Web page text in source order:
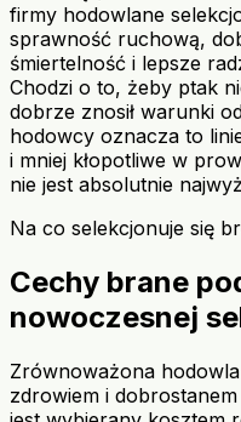
firmy hodowlane
sprawność ruchową,
śmiertelność i lepsze
Chodzi o to, żeby ptak
dobrze znosił warunki
hodowcy oznacza to
i mniej kłopotliwe w
nie jest absolutnie
Na co selekcjonuje się
Cechy brane
nowoczesnej
Zrównoważona
zdrowiem i